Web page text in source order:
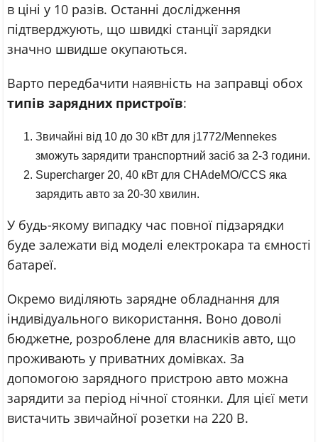
в ціні у 10 разів. Останні дослідження
підтверджують, що швидкі станції зарядки
значно швидше окупаються.
Варто передбачити наявність на заправці обох
типів зарядних пристроїв:
Звичайні від 10 до 30 кВт для j1772/Mennekes
зможуть зарядити транспортний засіб за 2-3 години.
Supercharger 20, 40 кВт для CHAdeMO/ССS яка
зарядить авто за 20-30 хвилин.
У будь-якому випадку час повної підзарядки
буде залежати від моделі електрокара та ємності
батареї.
Окремо виділяють зарядне обладнання для
індивідуального використання. Воно доволі
бюджетне, розроблене для власників авто, що
проживають у приватних домівках. За
допомогою зарядного пристрою авто можна
зарядити за період нічної стоянки. Для цієї мети
вистачить звичайної розетки на 220 В.